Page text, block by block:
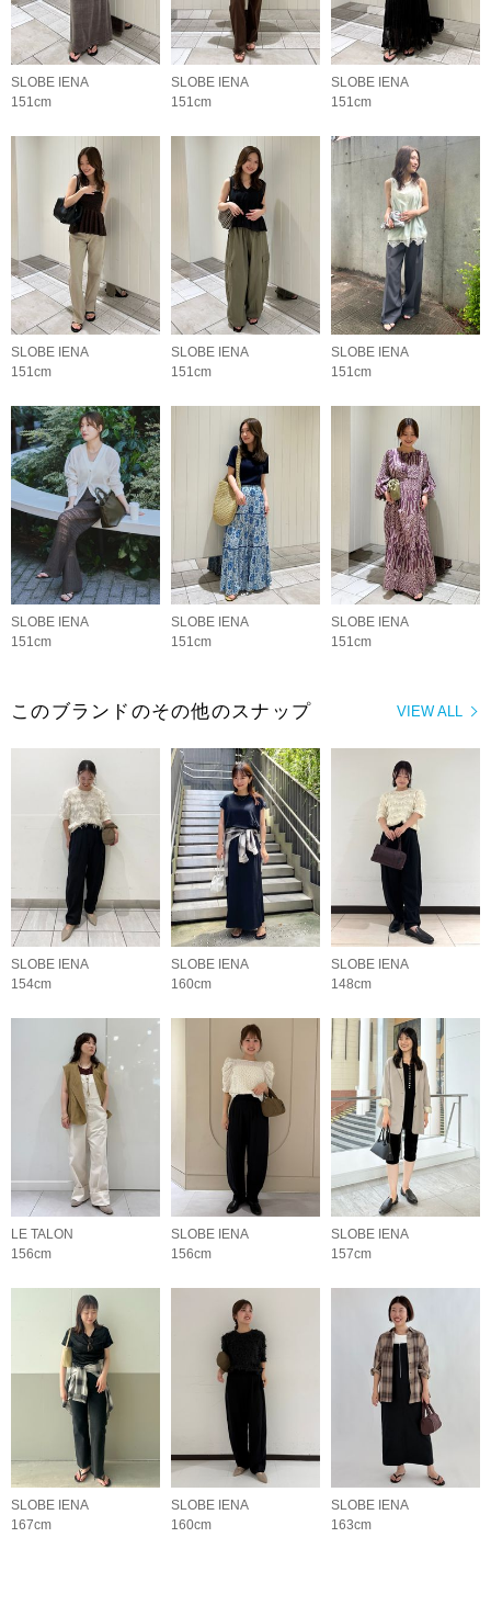
SLOBE IENA
151cm
SLOBE IENA
151cm
SLOBE IENA
151cm
SLOBE IENA
151cm
SLOBE IENA
151cm
SLOBE IENA
151cm
SLOBE IENA
151cm
SLOBE IENA
151cm
SLOBE IENA
151cm
VIEW ALL
このブランドのその他のスナップ
SLOBE IENA
154cm
SLOBE IENA
160cm
SLOBE IENA
148cm
LE TALON
156cm
SLOBE IENA
156cm
SLOBE IENA
157cm
SLOBE IENA
167cm
SLOBE IENA
160cm
SLOBE IENA
163cm